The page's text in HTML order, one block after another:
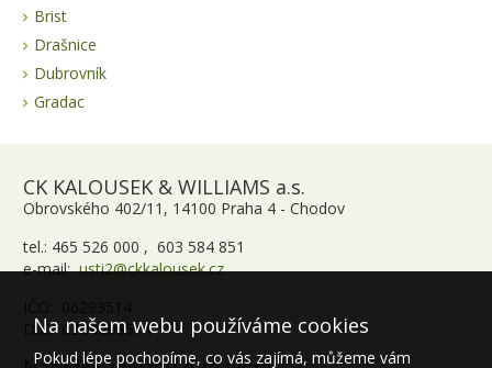
Brist
Drašnice
Dubrovník
Gradac
CK KALOUSEK & WILLIAMS a.s.
Obrovského 402/11, 14100 Praha 4 - Chodov
tel.: 465 526 000 , 603 584 851
e-mail:usti2@ckkalousek.cz
DIČ: CZ06293514
Na našem webu používáme cookies
Pokud lépe pochopíme, co vás zajímá, můžeme vám